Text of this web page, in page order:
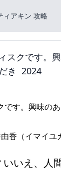
ィアキン 攻略
クです。
き 2024
香（イマイ
いえ、